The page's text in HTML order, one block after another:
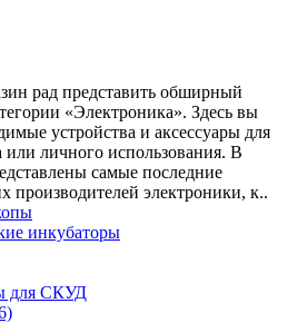
рад представить обширный
«Электроника». Здесь вы
устройства и аксессуары для
личного использования. В
самые последние
производителей электроники, к..
инкубаторы
для СКУД